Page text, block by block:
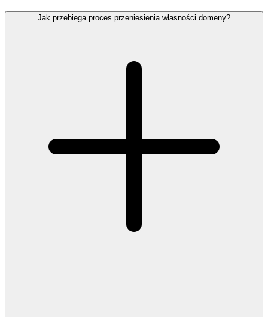
Jak przebiega proces przeniesienia własności domeny?